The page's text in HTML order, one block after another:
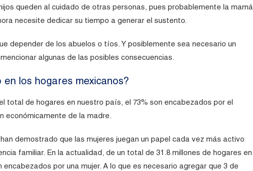
queden al cuidado de otras personas, pues probablemente la mamá
necesite dedicar su tiempo a generar el sustento.
depender de los abuelos o tíos. Y posiblemente sea necesario un
algunas de las posibles consecuencias.
los hogares mexicanos?
total de hogares en nuestro país, el 73% son encabezados por el
económicamente de la madre.
demostrado que las mujeres juegan un papel cada vez más activo
familiar. En la actualidad, de un total de 31.8 millones de hogares en
por una mujer. A lo que es necesario agregar que 3 de